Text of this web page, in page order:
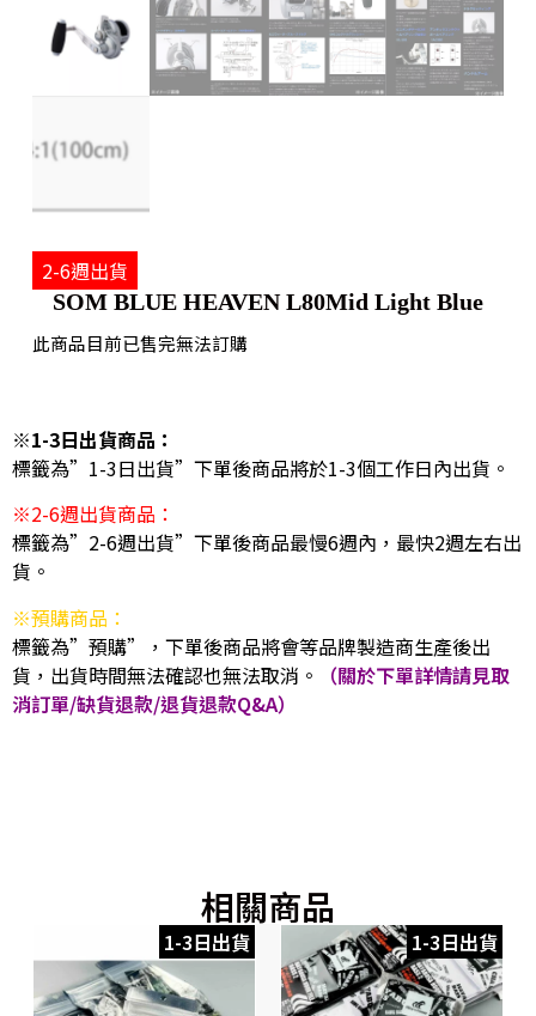
2-6週出貨
SOM BLUE HEAVEN L80Mid Light Blue
此商品目前已售完無法訂購
※1-3日出貨商品：
標籤為”1-3日出貨”下單後商品將於1-3個工作日內出貨。
※2-6週出貨商品：
標籤為”2-6週出貨”下單後商品最慢6週內，最快2週左右出
貨。
※預購商品：
標籤為”預購”，下單後商品將會等品牌製造商生產後出
貨，出貨時間無法確認也無法取消。
（關於下單詳情請見取
消訂單/缺貨退款/退貨退款Q&A）
相關商品
1-3日出貨 1-3日出貨